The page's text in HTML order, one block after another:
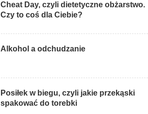
Cheat Day, czyli dietetyczne obżarstwo.
Czy to coś dla Ciebie?
Alkohol a odchudzanie
Posiłek w biegu, czyli jakie przekąski
spakować do torebki